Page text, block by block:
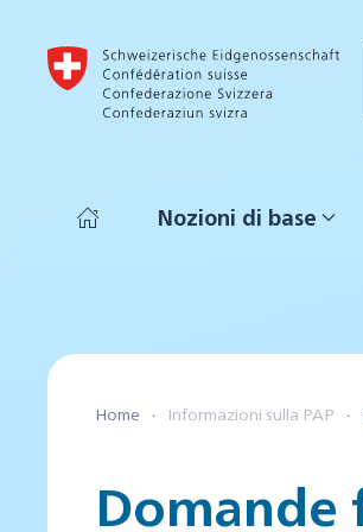
Skip to main content
Nozioni di base
Home Informazioni sulla PAP